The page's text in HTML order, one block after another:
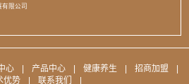
限公司
心 产品中心 健康养生 招商加盟
优势
联系我们